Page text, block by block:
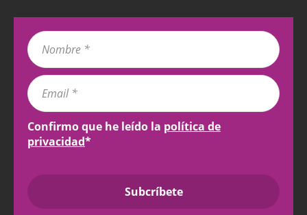
Confirmo que he leído la política de
privacidad*